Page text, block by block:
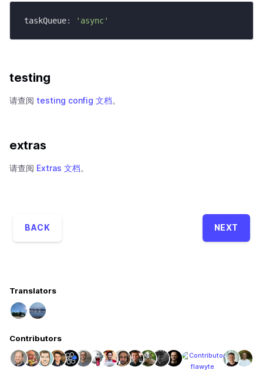
taskQueue: 'async'
testing
请查阅 testing config 文档。
extras
请查阅 Extras 文档。
BACK NEXT
Translators
Contributors